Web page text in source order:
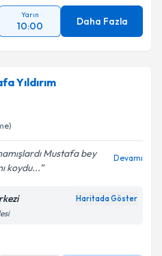
Yarın
10:00 Daha Fazla
Yıldırım
Mustafa bey
koydu...
Devamı
Haritada Göster